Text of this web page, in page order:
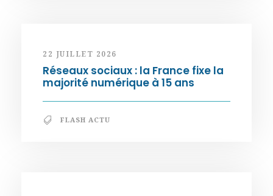
22 JUILLET 2026
Réseaux sociaux : la France fixe la
majorité numérique à 15 ans
FLASH ACTU